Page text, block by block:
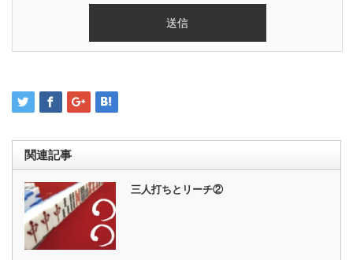
関連記事
三人打ちとリーチ②